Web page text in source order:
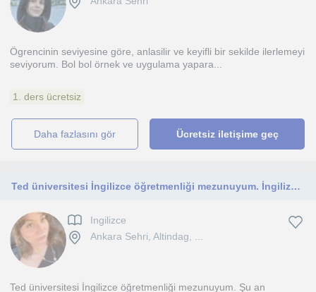
Ögrencinin seviyesine göre, anlasilir ve keyifli bir sekilde ilerlemeyi
seviyorum. Bol bol örnek ve uygulama yapara...
1. ders ücretsiz
daha fazlasını gör Ücretsiz iletişime geç
Ted üniversitesi İngilizce öğretmenliği mezunuyum. İngilizce dersi vermekteyim. Ankara’da online ve yüz yüze
Ingilizce
Ankara Sehri, Altindag, ...
Ted üniversitesi İngilizce öğretmenliği mezunuyum. Şu an